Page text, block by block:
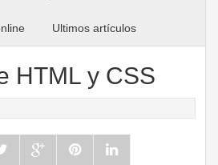
Ultimos artículos
HTML y CSS